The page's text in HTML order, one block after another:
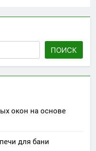
ПОИСК
окон на основе
для бани